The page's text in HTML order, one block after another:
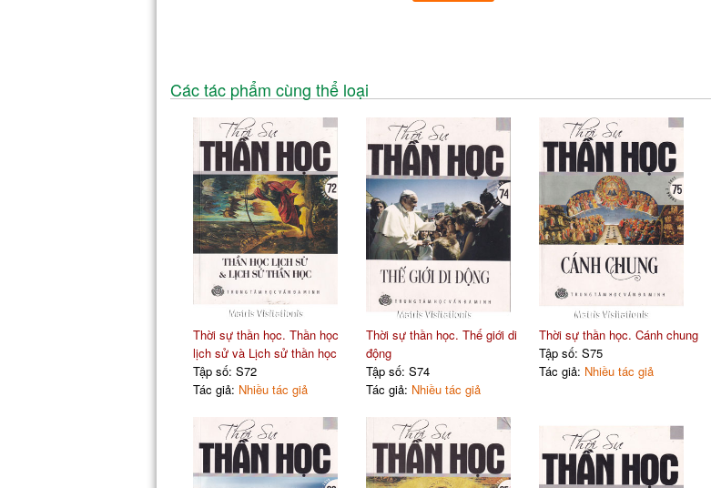
Các tác phẩm cùng thể loại
Thời sự thần học. Thần học
lịch sử và Lịch sử thần học
Tập số: S72
Tác giả: Nhiều tác giả
Thời sự thần học. Thế giới di
động
Tập số: S74
Tác giả: Nhiều tác giả
Thời sự thần học. Cánh chung
Tập số: S75
Tác giả: Nhiều tác giả